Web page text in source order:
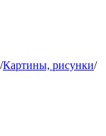
/Картины, рисунки/